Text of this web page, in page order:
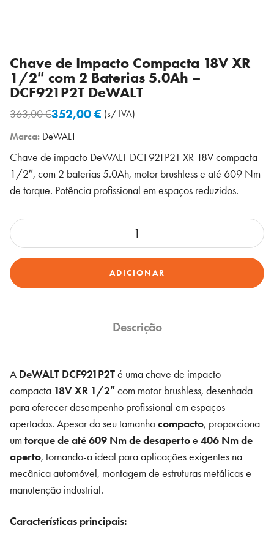
Chave de Impacto Compacta 18V XR
1/2″ com 2 Baterias 5.0Ah –
DCF921P2T DeWALT
363,00€
O
preço
original
era:
363,00 €.
352,00€
O
preço
atual
é:
352,00 €.
(s/ IVA)
Marca: DeWALT
Chave de impacto DeWALT DCF921P2T XR 18V compacta
1/2″, com 2 baterias 5.0Ah, motor brushless e até 609 Nm
de torque. Potência profissional em espaços reduzidos.
Quantidade
de
Chave
de
Impacto
com
2
Baterias
5.0Ah
–
DCF921P2T
DeWALT
ADICIONAR
Descrição
A DeWALT DCF921P2Té uma chave de impacto
compacta 18V XR 1/2″com motor brushless, desenhada
para oferecer desempenho profissional em espaços
apertados. Apesar do seu tamanhocompacto, proporciona
um torque de até 609 Nmde desapertoe 406 Nm de
aperto, tornando-a ideal para aplicações exigentes na
mecânica automóvel, montagem de estruturas metálicas e
manutenção industrial.
Características principais: